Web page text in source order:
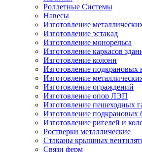
Роллетные Системы
Навесы
Изготовление
Изготовление эстакад
Изготовление монорельса
Изготовление каркасов
Изготовление колонн
Изготовление подкрановых
Изготовление
Изготовление ограждений
Изготовление опор ЛЭП
Изготовление пешеходных
Изготовление подкрановых
Изготовление ригелей и
Ростверки металлические
Стаканы крышных
Связи ферм